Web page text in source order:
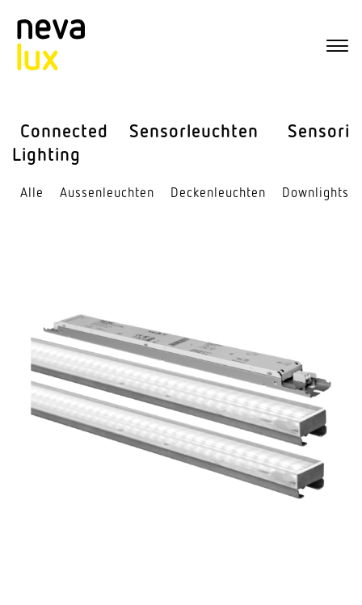
Connected
Lighting
Sensor­leuchten Sensorik
Alle Aussen­leuchten Decken­leuchten Down­lights